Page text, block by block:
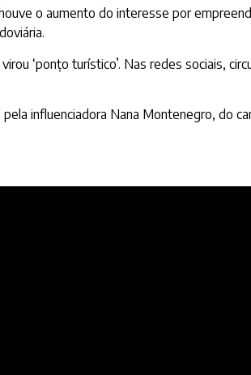
o aumento do interesse por
‘ponțo turístico’. Nas redes sociais,
influenciadora Nana Montenegro, do